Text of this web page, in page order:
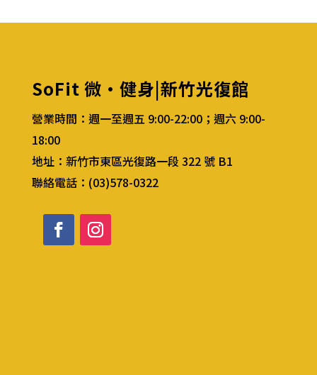
SoFit 微·健身|新竹光復館
營業時間： 週一至週五 9:00-22:00；週六 9:00-
18:00
地址：新竹市東區光復路一段 322 號 B1
聯絡電話：(03)578-0322